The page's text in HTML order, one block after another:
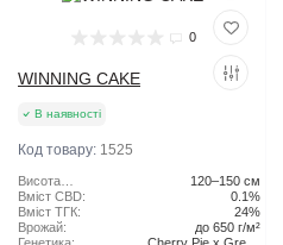
0
WINNING CAKE
В наявності
Код товару: 1525
Висота
рослини:
120–150 см
Вміст CBD:
0.1%
Вміст ТГК:
24%
Врожай:
до 650 г/м²